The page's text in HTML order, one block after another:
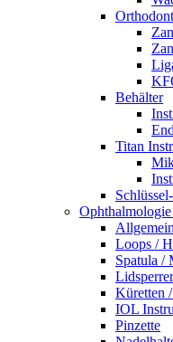
Behälter
Titan
Loops /
Spatula /
Küretten
IOL
Pinzette